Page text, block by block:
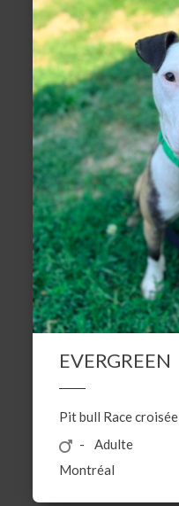
EVERGREEN
Pit bull Race croisée
Adulte
Montréal